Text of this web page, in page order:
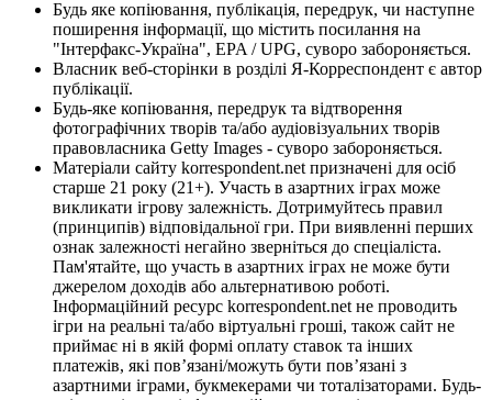
Будь яке копіювання, публікація, передрук, чи наступне
поширення інформації, що містить посилання на
"Інтерфакс-Україна", EPA / UPG, суворо забороняється.
Власник веб-сторінки в розділі Я-Корреспондент є автор
публікації.
Будь-яке копіювання, передрук та відтворення
фотографічних творів та/або аудіовізуальних творів
правовласника Getty Images - суворо забороняється.
Матеріали сайту korrespondent.net призначені для осіб
старше 21 року (21+). Участь в азартних іграх може
викликати ігрову залежність. Дотримуйтесь правил
(принципів) відповідальної гри. При виявленні перших
ознак залежності негайно зверніться до спеціаліста.
Пам'ятайте, що участь в азартних іграх не може бути
джерелом доходів або альтернативою роботі.
Інформаційний ресурс korrespondent.net не проводить
ігри на реальні та/або віртуальні гроші, також сайт не
приймає ні в якій формі оплату ставок та інших
платежів, які пов’язані/можуть бути пов’язані з
азартними іграми, букмекерами чи тоталізаторами. Будь-